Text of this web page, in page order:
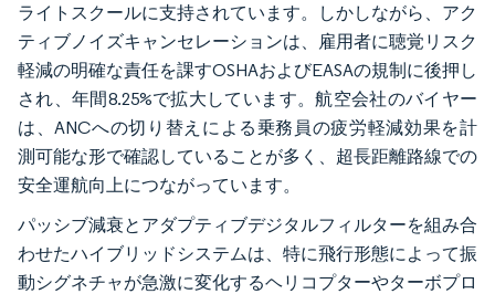
ライトスクールに支持されています。しかしながら、アク
ティブノイズキャンセレーションは、雇用者に聴覚リスク
軽減の明確な責任を課すOSHAおよびEASAの規制に後押し
され、年間8.25%で拡大しています。航空会社のバイヤー
は、ANCへの切り替えによる乗務員の疲労軽減効果を計
測可能な形で確認していることが多く、超長距離路線での
安全運航向上につながっています。
パッシブ減衰とアダプティブデジタルフィルターを組み合
わせたハイブリッドシステムは、特に飛行形態によって振
動シグネチャが急激に変化するヘリコプターやターボプロ